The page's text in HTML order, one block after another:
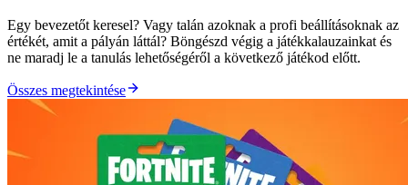
Egy bevezetőt keresel? Vagy talán azoknak a profi beállításoknak az
értékét, amit a pályán láttál? Böngészd végig a játékkalauzainkat és
ne maradj le a tanulás lehetőségéről a következő játékod előtt.
Összes megtekintése